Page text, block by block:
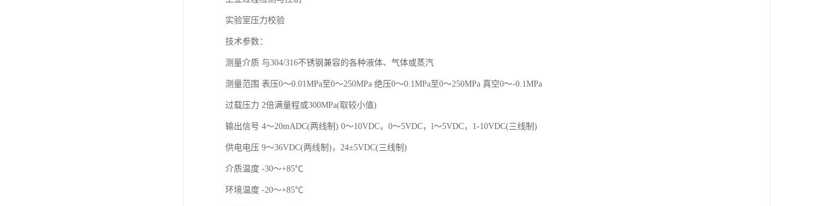
实验室压力校验
技术参数：
测量介质 与304/316不锈钢兼容的各种液体、气体或蒸汽
测量范围 表压0～0.01MPa至0～250MPa 绝压0～0.1MPa至0～250MPa 真空0～-0.1MPa
过载压力 2倍满量程或300MPa(取较小值)
输出信号 4～20mADC(两线制) 0～10VDC，0～5VDC，l～5VDC，1-10VDC(三线制)
供电电压 9～36VDC(两线制)，24±5VDC(三线制)
介质温度 -30～+85℃
环境温度 -20～+85℃